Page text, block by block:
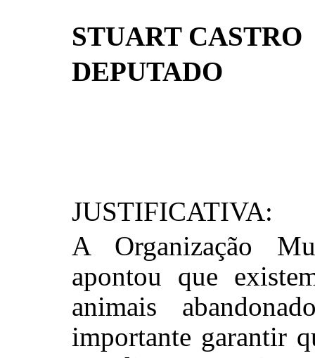
STUART CASTRO
DEPUTADO
JUSTIFICATIVA:
A Organização
apontou que
animais
importante garantir